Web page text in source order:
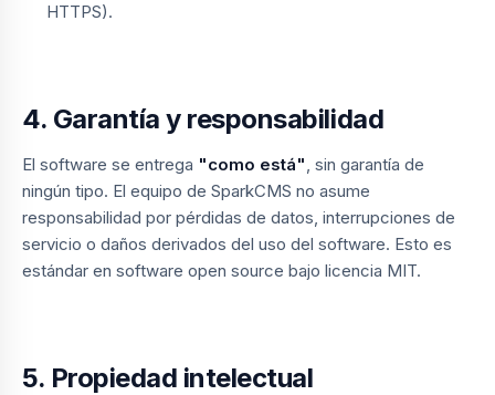
HTTPS).
4. Garantía y responsabilidad
El software se entrega "como está", sin garantía de
ningún tipo. El equipo de SparkCMS no asume
responsabilidad por pérdidas de datos, interrupciones de
servicio o daños derivados del uso del software. Esto es
estándar en software open source bajo licencia MIT.
5. Propiedad intelectual